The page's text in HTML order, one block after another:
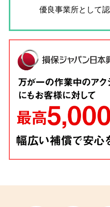
優良事業所として